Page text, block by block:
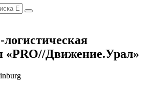
«PRO//Движение.Урал»